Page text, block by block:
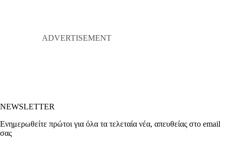
NEWSLETTER
Ενημερωθείτε πρώτοι για όλα τα τελεταία νέα, απευθείας στο email
σας